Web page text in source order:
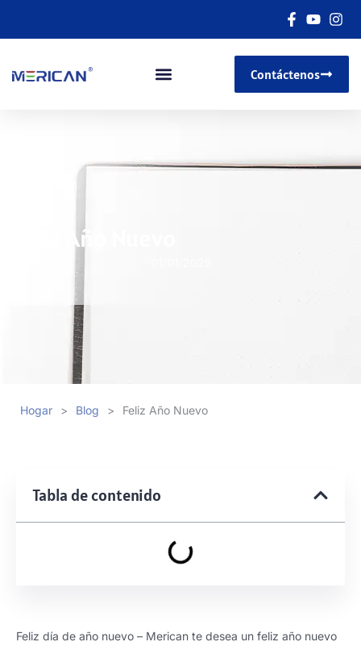
Contáctenos
Feliz Año Nuevo
Hogar > Blog > Feliz Año Nuevo
Tabla de contenido
Feliz día de año nuevo – Merican te desea un feliz año nuevo